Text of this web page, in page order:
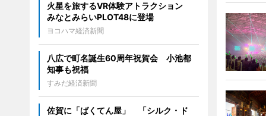
火星を旅するVR体験アトラクション
みなとみらいPLOT48に登場
ヨコハマ経済新聞
八広で町名誕生60周年祝賀会 小池都
知事も祝福
すみだ経済新聞
佐賀に「ばくてん屋」 「シルク・ド